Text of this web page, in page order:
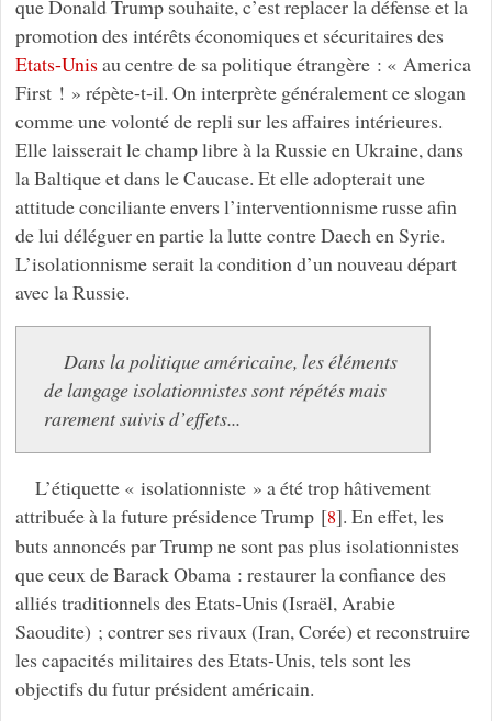
que Donald Trump souhaite, c’est replacer la défense et la
promotion des intérêts économiques et sécuritaires des
Etats-Unisau centre de sa politique étrangère : « America
First ! » répète-t-il. On interprète généralement ce slogan
comme une volonté de repli sur les affaires intérieures.
Elle laisserait le champ libre à la Russie en Ukraine, dans
la Baltique et dans le Caucase. Et elle adopterait une
attitude conciliante envers l’interventionnisme russe afin
de lui déléguer en partie la lutte contre Daech en Syrie.
L’isolationnisme serait la condition d’un nouveau départ
avec la Russie.
Dans la politique américaine, les éléments
de langage isolationnistes sont répétés mais
rarement suivis d’effets...
L’étiquette « isolationniste » a été trop hâtivement
attribuée à la future présidence Trump[8]. En effet, les
buts annoncés par Trump ne sont pas plus isolationnistes
que ceux de Barack Obama : restaurer la confiance des
alliés traditionnels des Etats-Unis (Israël, Arabie
Saoudite) ; contrer ses rivaux (Iran, Corée) et reconstruire
les capacités militaires des Etats-Unis, tels sont les
objectifs du futur président américain.